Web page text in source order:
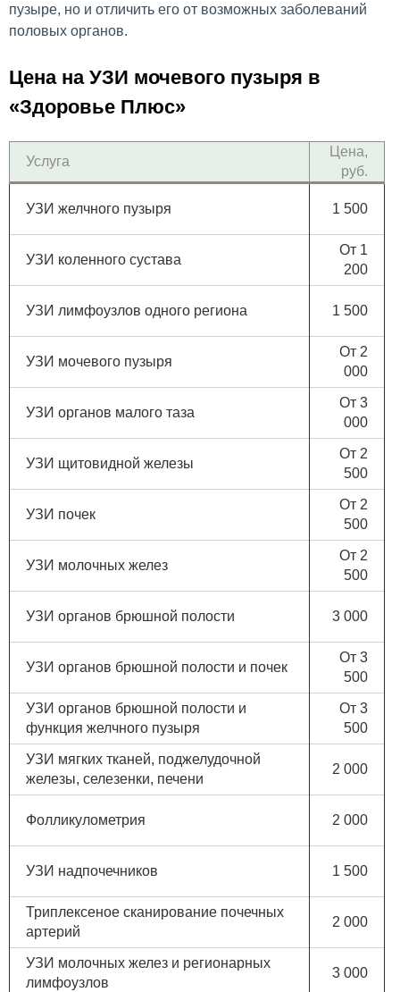
пузыре, но и отличить его от возможных заболеваний
половых органов.
Цена на УЗИ мочевого пузыря в
«Здоровье Плюс»
Услуга
Цена,
руб.
УЗИ желчного пузыря 1 500
УЗИ коленного сустава
От 1
200
УЗИ лимфоузлов одного региона 1 500
УЗИ мочевого пузыря
От 2
000
УЗИ органов малого таза
От 3
000
УЗИ щитовидной железы
От 2
500
УЗИ почек
От 2
500
УЗИ молочных желез
От 2
500
УЗИ органов брюшной полости 3 000
УЗИ органов брюшной полости и почек
От 3
500
УЗИ органов брюшной полости и
функция желчного пузыря
От 3
500
УЗИ мягких тканей, поджелудочной
железы, селезенки, печени
2 000
Фолликулометрия 2 000
УЗИ надпочечников 1 500
Триплексеное сканирование почечных
артерий
2 000
УЗИ молочных желез и регионарных
лимфоузлов
3 000